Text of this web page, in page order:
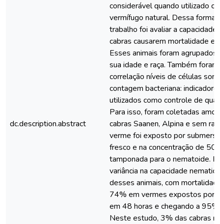
dc.description.abstract
considerável quando utilizado
vermífugo natural. Dessa
trabalho foi avaliar a
cabras causarem mortalidade
Esses animais foram
sua idade e raça. Também
correlação níveis de células
contagem bacteriana:
utilizados como controle de
Para isso, foram coletadas
cabras Saanen, Alpina e sem
verme foi exposto por
fresco e na concentração de
tamponada para o nematoide.
variância na capacidade
desses animais, com
74% em vermes expostos por
em 48 horas e chegando a
Neste estudo, 3% das cabras